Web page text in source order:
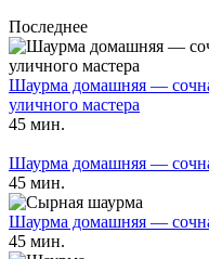
Последнее
Шаурма домашняя —
уличного мастера
45 мин.
Шаурма домашняя —
45 мин.
Шаурма домашняя —
45 мин.